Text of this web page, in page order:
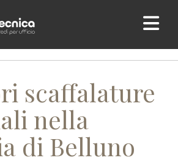
industriali nella Provincia di
scaffalature
nella
di Belluno